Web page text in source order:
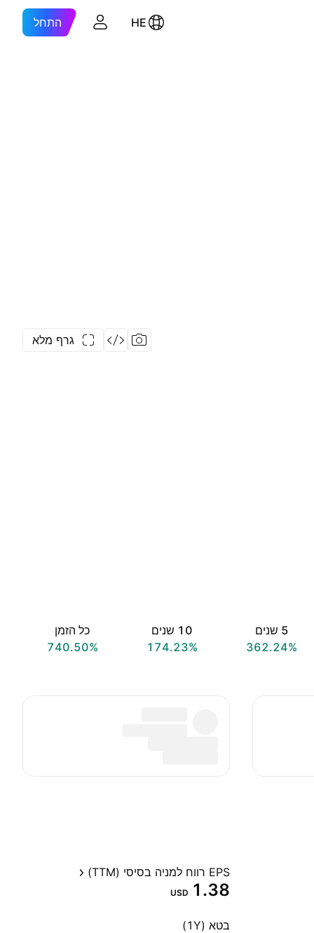
HE התחל
גרף מלא
‎5‎ שנים
362.24%
‎10‎ שנים
174.23%
כל הזמן
740.50%
EPS רווח למניה בסיסי (TTM)
1.38
USD
בטא (1Y)